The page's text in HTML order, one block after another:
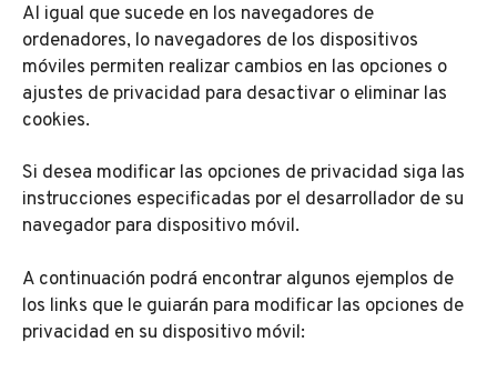
Al igual que sucede en los navegadores de
ordenadores, lo navegadores de los dispositivos
móviles permiten realizar cambios en las opciones o
ajustes de privacidad para desactivar o eliminar las
cookies.
Si desea modificar las opciones de privacidad siga las
instrucciones especificadas por el desarrollador de su
navegador para dispositivo móvil.
A continuación podrá encontrar algunos ejemplos de
los links que le guiarán para modificar las opciones de
privacidad en su dispositivo móvil: